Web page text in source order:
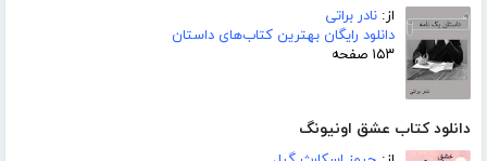
از: نادر براتی
دانلود رایگان بهترین کتاب‌های داستان
۱۵۳ صفحه
دانلود کتاب عشق اونیونگ